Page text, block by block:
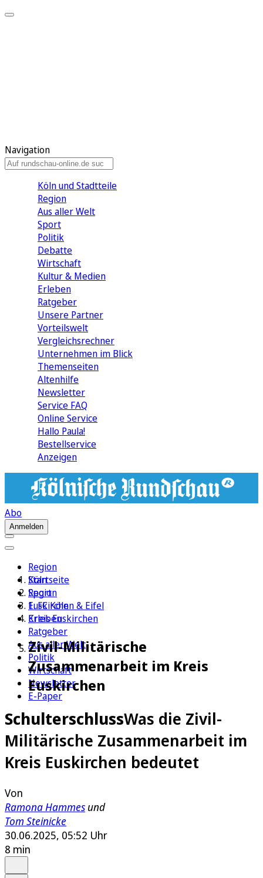
Navigation
Köln und Stadtteile
Region
Aus aller Welt
Sport
Politik
Debatte
Wirtschaft
Kultur & Medien
Erleben
Ratgeber
Unsere Partner
Vorteilswelt
Vergleichsrechner
Unternehmen im Blick
Themenseiten
Altenhilfe
Newsletter
Service FAQ
Online Service
Hallo Paula!
Bestellservice
Anzeigen
Abo
Anmelden
Region
Köln
Sport
1. FC Köln
Erleben
Ratgeber
Aus aller Welt
Politik
Wirtschaft
Newsletter
E-Paper
Startseite
Region
Euskirchen & Eifel
Kreis Euskirchen
Zivil-Militärische
Zusammenarbeit im Kreis
Euskirchen
SchulterschlussWas die Zivil-
Militärische Zusammenarbeit im
Kreis Euskirchen bedeutet
Von
Ramona Hammes und
Tom Steinicke
30.06.2025, 05:52 Uhr
8 min